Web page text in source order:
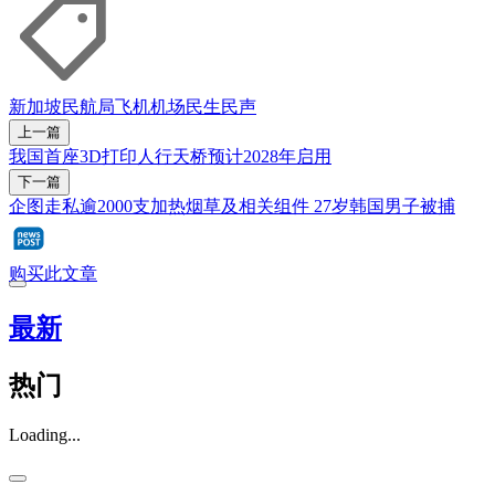
新加坡民航局飞机机场民生民声
上一篇
我国首座3D打印人行天桥预计2028年启用
下一篇
企图走私逾2000支加热烟草及相关组件 27岁韩国男子被捕
购买此文章
最新
热门
Loading...